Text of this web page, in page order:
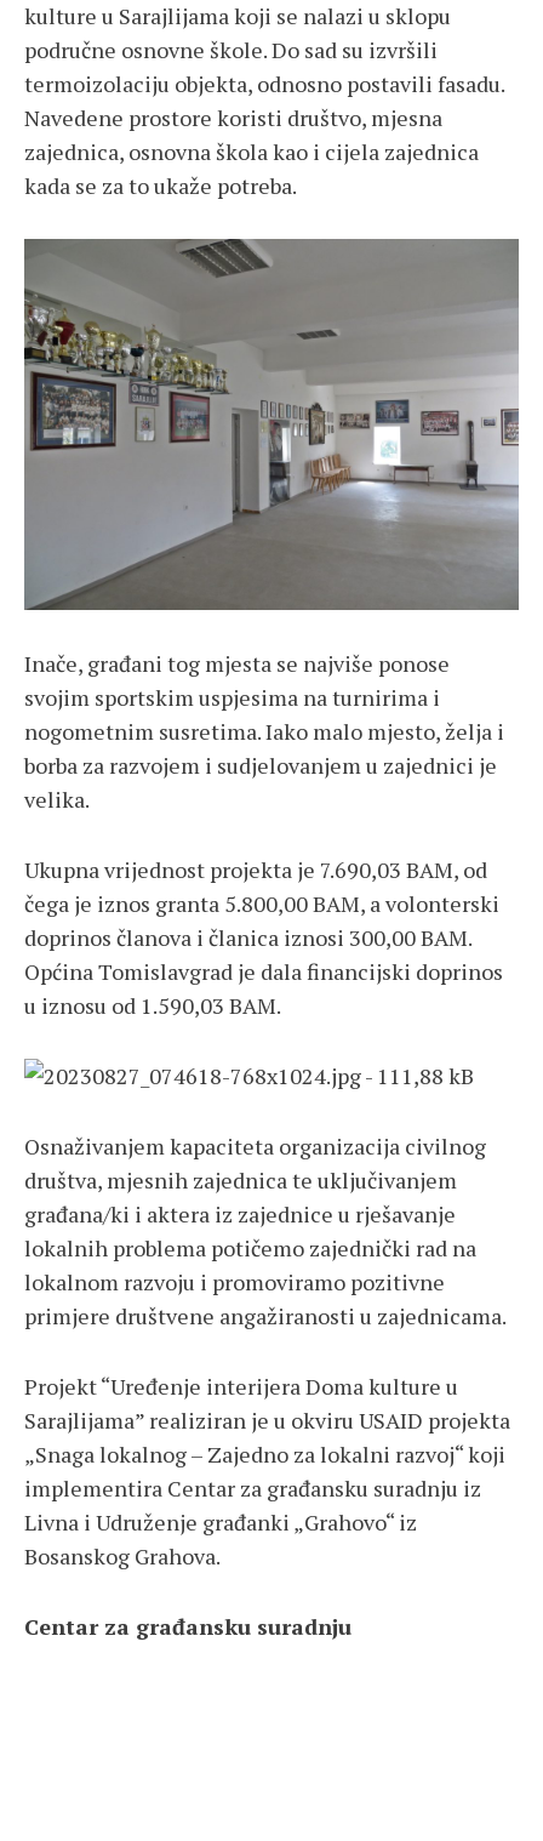
kulture u Sarajlijama koji se nalazi u sklopu
područne osnovne škole. Do sad su izvršili
termoizolaciju objekta, odnosno postavili fasadu.
Navedene prostore koristi društvo, mjesna
zajednica, osnovna škola kao i cijela zajednica
kada se za to ukaže potreba.
Inače, građani tog mjesta se najviše ponose
svojim sportskim uspjesima na turnirima i
nogometnim susretima. Iako malo mjesto, želja i
borba za razvojem i sudjelovanjem u zajednici je
velika.
Ukupna vrijednost projekta je 7.690,03 BAM, od
čega je iznos granta 5.800,00 BAM, a volonterski
doprinos članova i članica iznosi 300,00 BAM.
Općina Tomislavgrad je dala financijski doprinos
u iznosu od 1.590,03 BAM.
Osnaživanjem kapaciteta organizacija civilnog
društva, mjesnih zajednica te uključivanjem
građana/ki i aktera iz zajednice u rješavanje
lokalnih problema potičemo zajednički rad na
lokalnom razvoju i promoviramo pozitivne
primjere društvene angažiranosti u zajednicama.
Projekt “Uređenje interijera Doma kulture u
Sarajlijama” realiziran je u okviru USAID projekta
„Snaga lokalnog – Zajedno za lokalni razvoj“ koji
implementira Centar za građansku suradnju iz
Livna i Udruženje građanki „Grahovo“ iz
Bosanskog Grahova.
Centar za građansku suradnju